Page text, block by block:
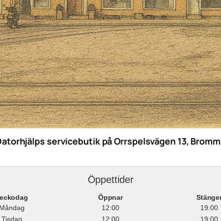
servicebutik på Orrspelsvägen 13,
Öppettider
Öppnar
12:00
19:00
Tisdag
12:00 19:00